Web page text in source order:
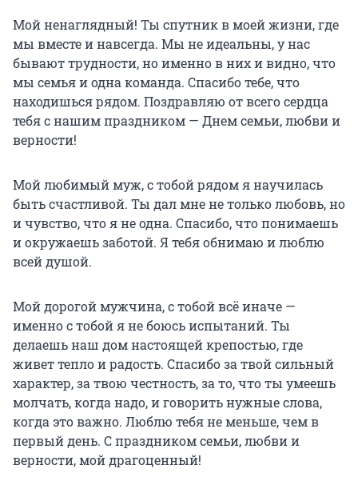
Мой ненаглядный! Ты спутник в моей жизни, где
мы вместе и навсегда. Мы не идеальны, у нас
бывают трудности, но именно в них и видно, что
мы семья и одна команда. Спасибо тебе, что
находишься рядом. Поздравляю от всего сердца
тебя с нашим праздником — Днем семьи, любви и
верности!
Мой любимый муж, с тобой рядом я научилась
быть счастливой. Ты дал мне не только любовь, но
и чувство, что я не одна. Спасибо, что понимаешь
и окружаешь заботой. Я тебя обнимаю и люблю
всей душой.
Мой дорогой мужчина, с тобой всё иначе —
именно с тобой я не боюсь испытаний. Ты
делаешь наш дом настоящей крепостью, где
живет тепло и радость. Спасибо за твой сильный
характер, за твою честность, за то, что ты умеешь
молчать, когда надо, и говорить нужные слова,
когда это важно. Люблю тебя не меньше, чем в
первый день. С праздником семьи, любви и
верности, мой драгоценный!